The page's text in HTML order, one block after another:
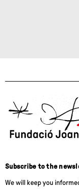
Subscribe to the
We will keep you